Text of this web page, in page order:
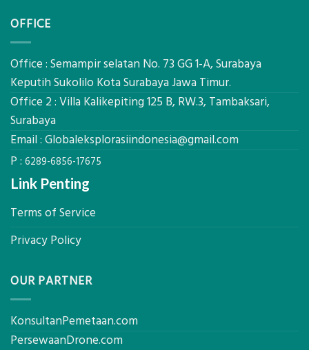
Global
Pastikan
Pondasi
OFFICE
Office : Semampir selatan No. 73 GG 1-A, Surabaya
Keputih Sukolilo Kota Surabaya Jawa Timur.
Office 2 : Villa Kalikepiting 125 B, RW.3, Tambaksari,
Surabaya
Email : Globaleksplorasiindonesia@gmail.com
P : 6289-6856-17675
Link Penting
Terms of Service
Privacy Policy
OUR PARTNER
KonsultanPemetaan.com
PersewaanDrone.com